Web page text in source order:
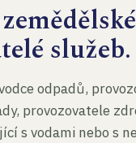
služeb.
odpadů,
provozovatele
s vodami nebo s